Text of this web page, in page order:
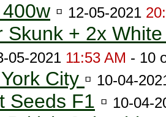
▫ 12-05-2021
Skunk + 2x
05-2021 11:53 AM - 10
City ▫ 10-04-
Seeds F1 ▫ 10-04-